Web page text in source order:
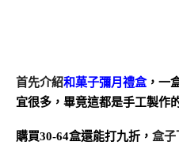
首先介紹和菓子彌月禮盒，一
宜很多，畢竟這都是手工製作
購買30-64盒還能打九折， 盒子